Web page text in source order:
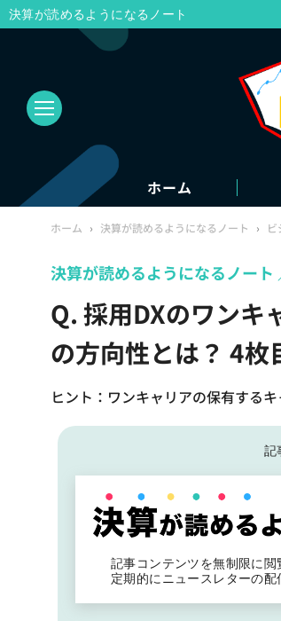
ホーム
ホーム › 決算が読めるようになるノート ›
Q. 採用DXのワンキ
の方向性とは？ 4枚
ヒント：ワンキャリアの保有する
決算が読めるようになるノート
記
記事コンテンツを無制限に閲
定期的にニュースレターの
決算が読めるようになるノート